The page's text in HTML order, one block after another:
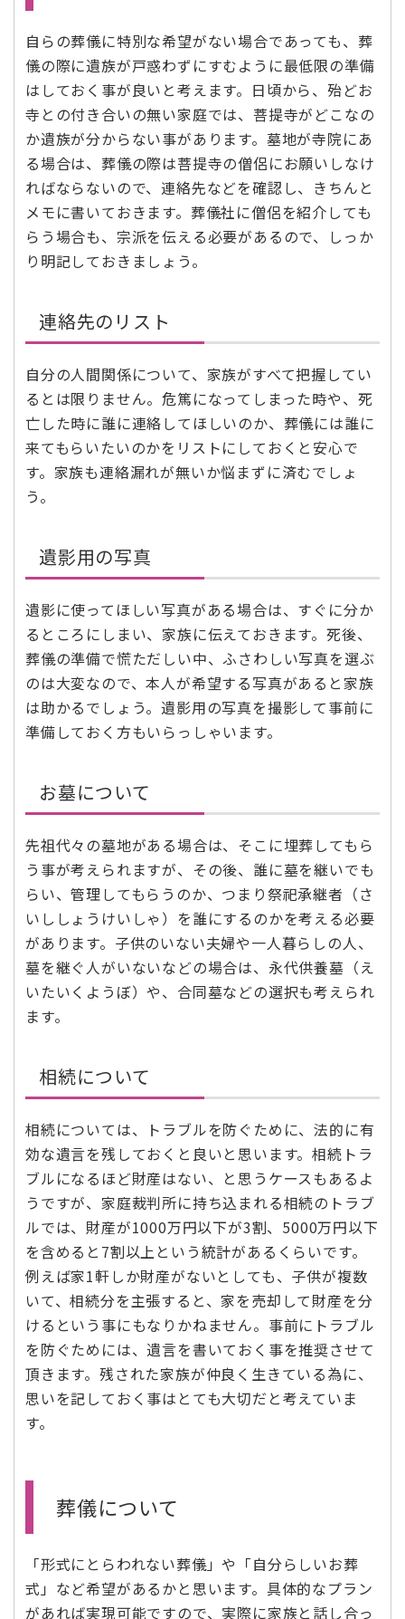
自らの葬儀に特別な希望がない場合であっても、葬
儀の際に遺族が戸惑わずにすむように最低限の準備
はしておく事が良いと考えます。日頃から、殆どお
寺との付き合いの無い家庭では、菩提寺がどこなの
か遺族が分からない事があります。墓地が寺院にあ
る場合は、葬儀の際は菩提寺の僧侶にお願いしなけ
ればならないので、連絡先などを確認し、きちんと
メモに書いておきます。葬儀社に僧侶を紹介しても
らう場合も、宗派を伝える必要があるので、しっか
り明記しておきましょう。
連絡先のリスト
自分の人間関係について、家族がすべて把握してい
るとは限りません。危篤になってしまった時や、死
亡した時に誰に連絡してほしいのか、葬儀には誰に
来てもらいたいのかをリストにしておくと安心で
す。家族も連絡漏れが無いか悩まずに済むでしょ
う。
遺影用の写真
遺影に使ってほしい写真がある場合は、すぐに分か
るところにしまい、家族に伝えておきます。死後、
葬儀の準備で慌ただしい中、ふさわしい写真を選ぶ
のは大変なので、本人が希望する写真があると家族
は助かるでしょう。遺影用の写真を撮影して事前に
準備しておく方もいらっしゃいます。
お墓について
先祖代々の墓地がある場合は、そこに埋葬してもら
う事が考えられますが、その後、誰に墓を継いでも
らい、管理してもらうのか、つまり祭祀承継者（さ
いししょうけいしゃ）を誰にするのかを考える必要
があります。子供のいない夫婦や一人暮らしの人、
墓を継ぐ人がいないなどの場合は、永代供養墓（え
いたいくようぼ）や、合同墓などの選択も考えられ
ます。
相続について
相続については、トラブルを防ぐために、法的に有
効な遺言を残しておくと良いと思います。相続トラ
ブルになるほど財産はない、と思うケースもあるよ
うですが、家庭裁判所に持ち込まれる相続のトラブ
ルでは、財産が1000万円以下が3割、5000万円以下
を含めると7割以上という統計があるくらいです。
例えば家1軒しか財産がないとしても、子供が複数
いて、相続分を主張すると、家を売却して財産を分
けるという事にもなりかねません。事前にトラブル
を防ぐためには、遺言を書いておく事を推奨させて
頂きます。残された家族が仲良く生きている為に、
思いを記しておく事はとても大切だと考えていま
す。
葬儀について
「形式にとらわれない葬儀」や「自分らしいお葬
式」など希望があるかと思います。具体的なプラン
があれば実現可能ですので、実際に家族と話し合っ